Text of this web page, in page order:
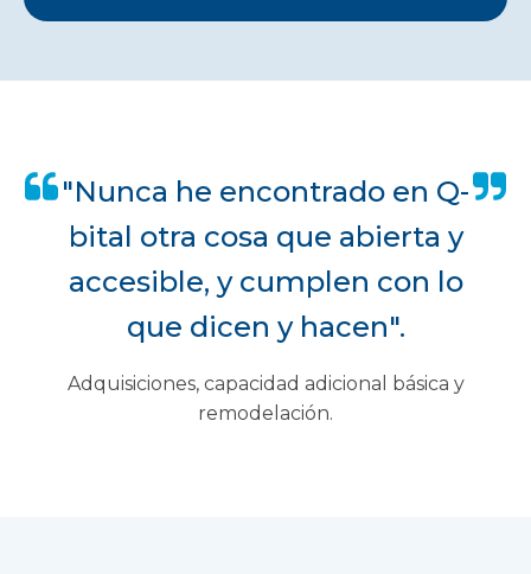
"Nunca he encontrado en Q-
bital otra cosa que abierta y
accesible, y cumplen con lo
que dicen y hacen".
Adquisiciones, capacidad adicional básica y
remodelación.